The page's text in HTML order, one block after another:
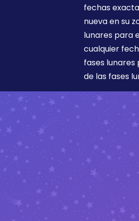
fechas
nueva en su
lunares para
cualquier
fases
de las fases